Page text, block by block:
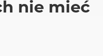
nie mieć